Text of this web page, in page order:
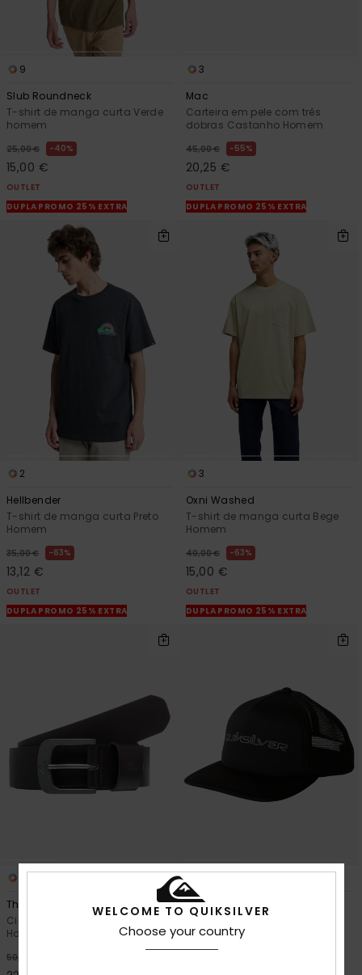
9
Slub Roundneck
T-shirt de manga curta Verde
homem
25,00 € 40%
15,00 €
OUTLET
DUPLA PROMO 25% EXTRA
3
Mac
Carteira em pele com três
dobras Castanho Homem
45,00 € 55%
20,25 €
OUTLET
DUPLA PROMO 25% EXTRA
2
Hellbender
T-shirt de manga curta Preto
Homem
35,00 € 63%
13,12 €
OUTLET
DUPLA PROMO 25% EXTRA
3
Oxni Washed
T-shirt de manga curta Bege
Homem
40,00 € 63%
15,00 €
OUTLET
DUPLA PROMO 25% EXTRA
The Everydaily
Cinto em pele Castanho
Homem
50,00 €
Omni
Boné Trucker Preto Homem
WELCOME TO QUIKSILVER
Choose your country